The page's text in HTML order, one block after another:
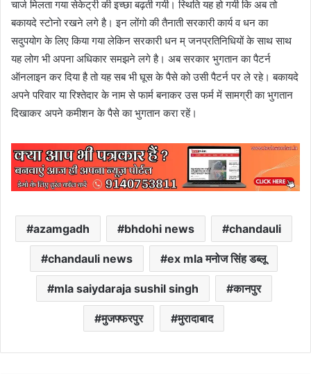
चार्ज मिलता गया सेकेट्री की इच्छा बढ़ती गयी। स्थिति यह हो गयी कि अब तो
बकायदे स्टोनो रखने लगे है। इन लोंगो की तैनाती सरकारी कार्य व धन का
सदुपयोग के लिए किया गया लेकिन सरकारी धन म् जनप्रतिनिधियों के साथ साथ
यह लोग भी अपना अधिकार समझने लगे है। अब सरकार भुगतान का पैटर्न
ऑनलाइन कर दिया है तो यह सब भी घूस के पैसे को उसी पैटर्न पर ले रहे। बकायदे
अपने परिवार या रिश्तेदार के नाम से फार्म बनाकर उस फर्म में सामग्री का भुगतान
दिखाकर अपने कमीशन के पैसे का भुगतान करा रहें।
azamgadh bhdohi news chandauli
chandauli news ex mla मनोज सिंह डब्लू
mla saiydaraja sushil singh कानपुर
मुजफ्फरपुर मुरादाबाद